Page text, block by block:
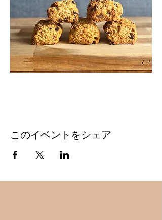
このイベントをシェア